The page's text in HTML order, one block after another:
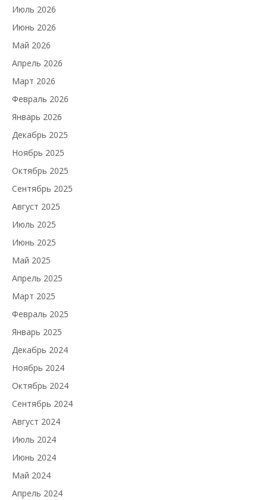
Июль 2026
Июнь 2026
Май 2026
Апрель 2026
Март 2026
Февраль 2026
Январь 2026
Декабрь 2025
Ноябрь 2025
Октябрь 2025
Сентябрь 2025
Август 2025
Июль 2025
Июнь 2025
Май 2025
Апрель 2025
Март 2025
Февраль 2025
Январь 2025
Декабрь 2024
Ноябрь 2024
Октябрь 2024
Сентябрь 2024
Август 2024
Июль 2024
Июнь 2024
Май 2024
Апрель 2024